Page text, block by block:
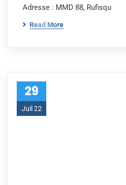
Adresse : MMD 88, Rufisqu
Read More
29
Juil 22